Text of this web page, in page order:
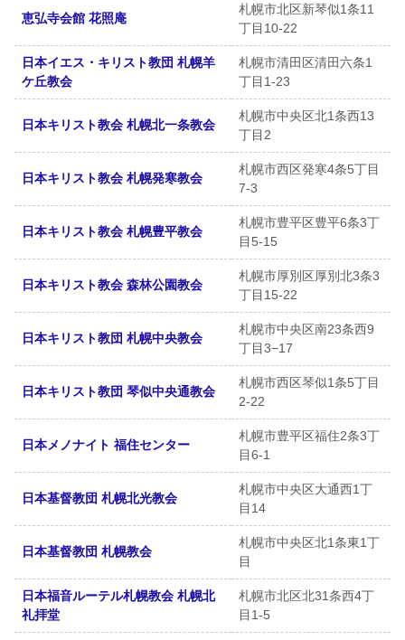
恵弘寺会館 花照庵
札幌市北区新琴似1条11
丁目10-22
日本イエス・キリスト教団 札幌羊
ケ丘教会
札幌市清田区清田六条1
丁目1-23
日本キリスト教会 札幌北一条教会
札幌市中央区北1条西13
丁目2
日本キリスト教会 札幌発寒教会
札幌市西区発寒4条5丁目
7-3
日本キリスト教会 札幌豊平教会
札幌市豊平区豊平6条3丁
目5-15
日本キリスト教会 森林公園教会
札幌市厚別区厚別北3条3
丁目15-22
日本キリスト教団 札幌中央教会
札幌市中央区南23条西9
丁目3−17
日本キリスト教団 琴似中央通教会
札幌市西区琴似1条5丁目
2-22
日本メノナイト 福住センター
札幌市豊平区福住2条3丁
目6-1
日本基督教団 札幌北光教会
札幌市中央区大通西1丁
目14
日本基督教団 札幌教会
札幌市中央区北1条東1丁
目
日本福音ルーテル札幌教会 札幌北
礼拝堂
札幌市北区北31条西4丁
目1-5